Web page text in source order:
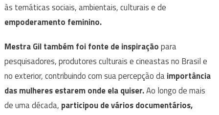
às temáticas sociais, ambientais, culturais e de
empoderamento feminino.
Mestra Gil também foi fonte de inspiraçãopara
pesquisadores, produtores culturais e cineastas no Brasil e
no exterior, contribuindo com sua percepção daimportância
das mulheres estarem onde ela quiser.Ao longo de mais
de uma década, participou de vários documentários,